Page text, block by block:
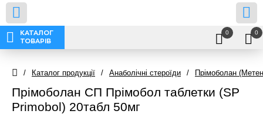
КАТАЛОГ
ТОВАРІВ
0 0
/ Каталог продукції / Анаболічні стероїди / Прімоболан
Прімоболан СП Прімобол таблетки (SP
Primobol) 20табл 50мг